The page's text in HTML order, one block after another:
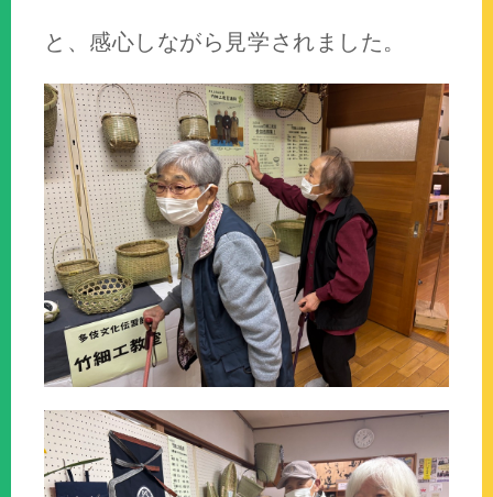
と、感心しながら見学されました。